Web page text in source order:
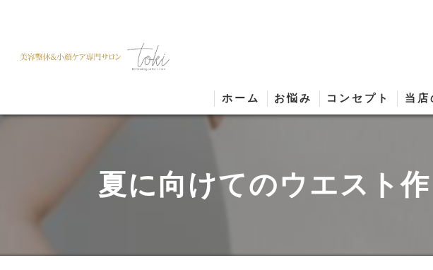
ホーム お悩み コンセプト 当店
夏に向けてのウエスト